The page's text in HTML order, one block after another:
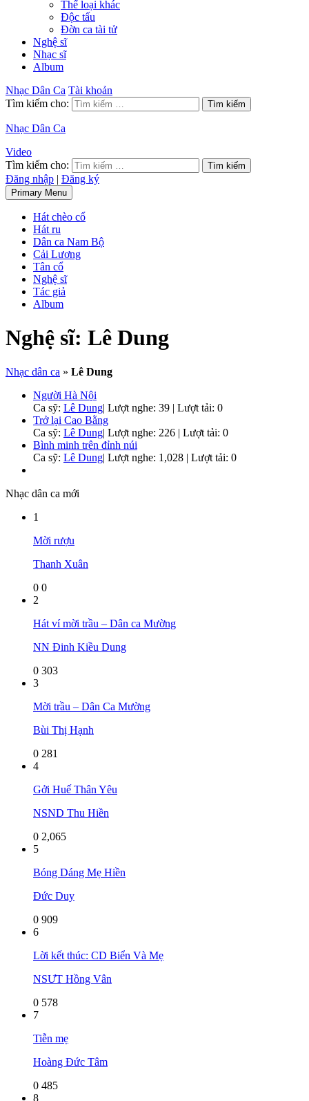
Thể loại khác
Độc tấu
Đờn ca tài tử
Nghệ sĩ
Nhạc sĩ
Album
Nhạc Dân Ca Tài khoản
Tìm kiếm cho:
Nhạc Dân Ca
Video
Tìm kiếm cho:
Đăng nhập | Đăng ký
Primary Menu
Hát chèo cổ
Hát ru
Dân ca Nam Bộ
Cải Lương
Tân cổ
Nghệ sĩ
Tác giả
Album
Nghệ sĩ: Lê Dung
Nhạc dân ca » Lê Dung
Người Hà Nội
Ca sỹ: Lê Dung| Lượt nghe: 39 | Lượt tải: 0
Trở lại Cao Bằng
Ca sỹ: Lê Dung| Lượt nghe: 226 | Lượt tải: 0
Bình minh trên đỉnh núi
Ca sỹ: Lê Dung| Lượt nghe: 1,028 | Lượt tải: 0
Nhạc dân ca mới
1
Mời rượu
Thanh Xuân
0 0
2
Hát ví mời trầu – Dân ca Mường
NN Đinh Kiều Dung
0 303
3
Mời trầu – Dân Ca Mường
Bùi Thị Hạnh
0 281
4
Gởi Huế Thân Yêu
NSND Thu Hiền
0 2,065
5
Bóng Dáng Mẹ Hiền
Đức Duy
0 909
6
Lời kết thúc: CD Biển Và Mẹ
NSƯT Hồng Vân
0 578
7
Tiễn mẹ
Hoàng Đức Tâm
0 485
8